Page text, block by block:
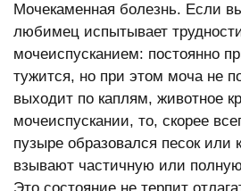
Мочекаменная болезнь. Если
любимец испытывает
мочеиспусканием: постоянно
тужится, но при этом моча не
выходит по каплям, животное
мочеиспускании, то, скорее
пузыре образовался песок или
взывают частичную или полную